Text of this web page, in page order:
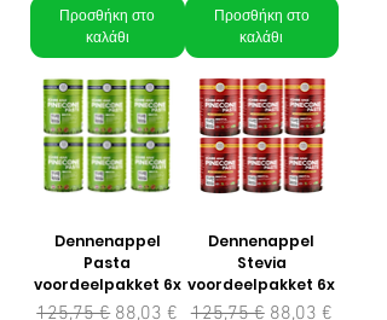
Προσθήκη στο
καλάθι
Προσθήκη στο
καλάθι
Dennenappel
Pasta
voordeelpakket 6x
Κανονική τιμή
125,75 € Τιμή Έκπτωσης
88,03 €
Dennenappel
Stevia
voordeelpakket 6x
Κανονική τιμή
125,75 € Τιμή
88,03 €